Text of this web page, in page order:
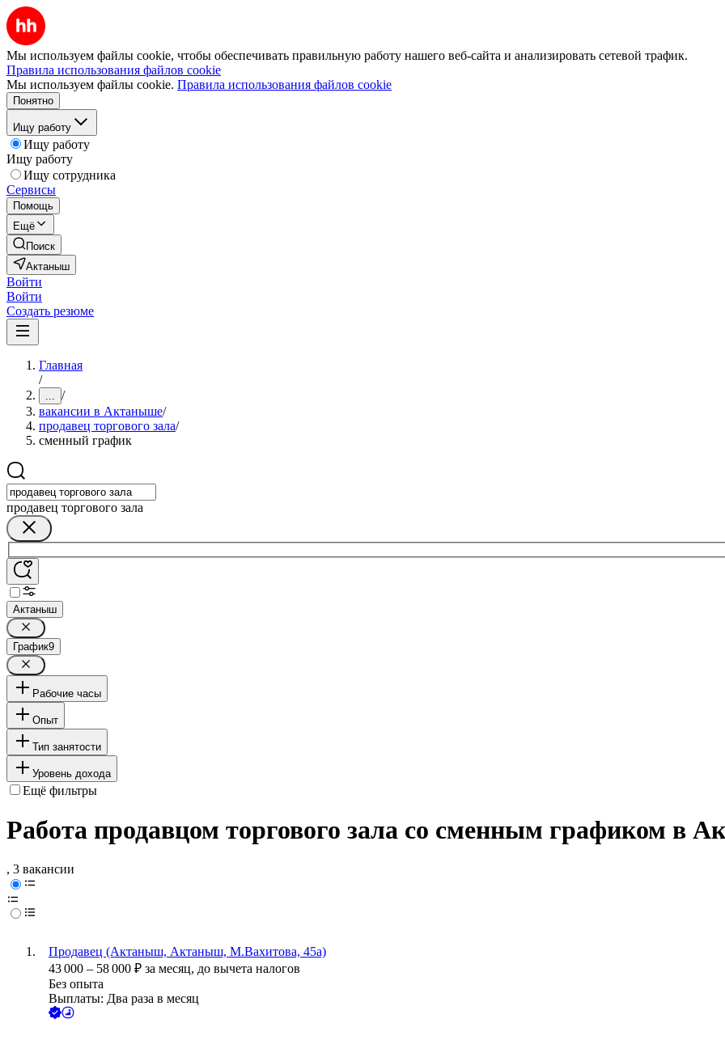
Мы используем файлы cookie, чтобы обеспечивать правильную работу нашего веб-сайта и анализировать сетевой трафик.
Правила использования файлов cookie
Мы используем файлы cookie. Правила использования файлов cookie
Понятно
Ищу работу
Ищу работу
Ищу работу
Ищу сотрудника
Сервисы
Помощь
Ещё
Поиск
Актаныш
Войти
Войти
Создать резюме
Главная
/
... /
вакансии в Актаныше/
продавец торгового зала/
сменный график
продавец торгового зала
Актаныш
График9
Рабочие часы
Опыт
Тип занятости
Уровень дохода
Ещё фильтры
Работа продавцом торгового зала со сменным графиком в
, 3 вакансии
Продавец (Актаныш, Актаныш, М.Вахитова, 45а)
43 000 – 58 000 ₽ за месяц, до вычета налогов
Без опыта
Выплаты: Два раза в месяц